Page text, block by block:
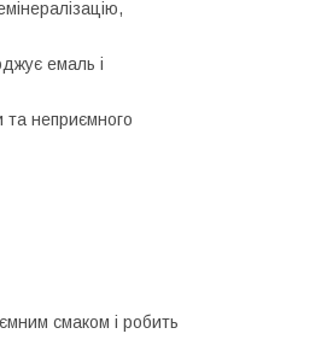
емаль і
та неприємного
смаком і робить